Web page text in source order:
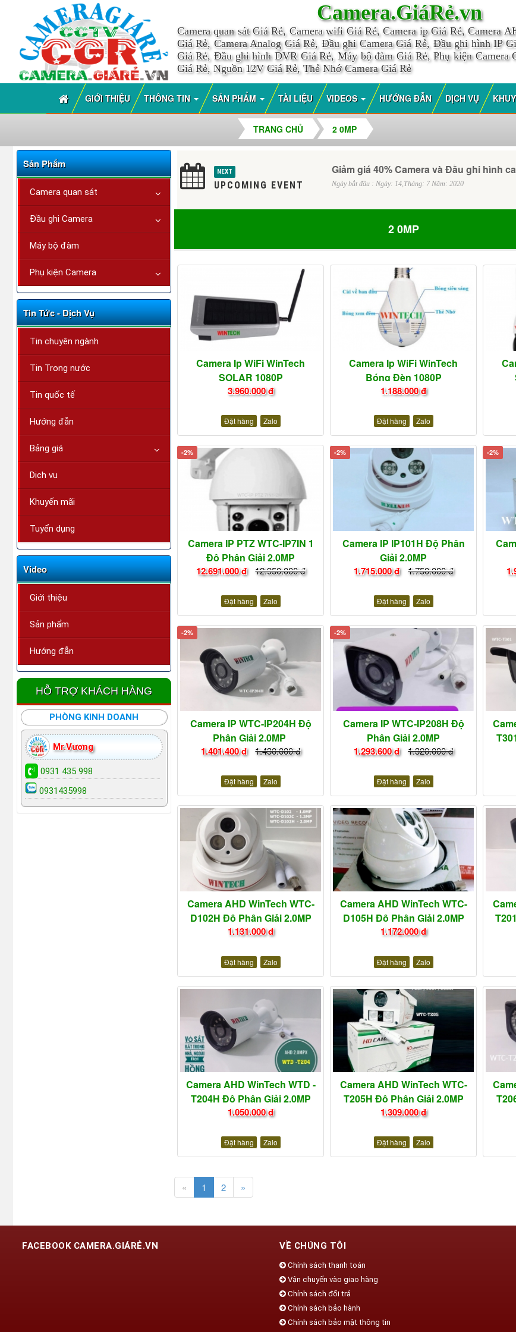
Camera.GiáRẻ.vn
Camera quan sát Giá Rẻ, Camera wifi Giá Rẻ, Camera ip Giá Rẻ, Camera
Giá Rẻ, Camera Analog Giá Rẻ, Đầu ghi Camera Giá Rẻ, Đầu ghi hình IP
Giá Rẻ, Đầu ghi hình DVR Giá Rẻ, Máy bộ đàm Giá Rẻ, Phụ kiện Camera
Giá Rẻ, Nguồn 12V Giá Rẻ, Thẻ Nhớ Camera Giá Rẻ
GIỚI THIỆU THÔNG TIN SẢN PHẨM TÀI LIỆU VIDEOS HƯỚNG ĐẪN DỊCH VỤ
TRANG CHỦ 2 0MP
NEXT
UPCOMING EVENT
Giảm giá 40% Camera và Đầu ghi hình
Ngày bắt đầu : Ngày: 14,Tháng: 7 Năm: 2020
2 0MP
Camera Ip WiFi WinTech
SOLAR 1080P
3.960.000 đ
Đặt hàng Zalo
Camera Ip WiFi WinTech
Bóng Đèn 1080P
1.188.000 đ
Đặt hàng Zalo
-2%
Camera IP PTZ WTC-IP7IN 1
Độ Phân Giải 2.0MP
12.691.000 đ 12.950.000 đ
Đặt hàng Zalo
-2%
Camera IP IP101H Độ Phân
Giải 2.0MP
1.715.000 đ 1.750.000 đ
Đặt hàng Zalo
-2%
-2%
Camera IP WTC-IP204H Độ
Phân Giải 2.0MP
1.401.400 đ 1.430.000 đ
Đặt hàng Zalo
-2%
Camera IP WTC-IP208H Độ
Phân Giải 2.0MP
1.293.600 đ 1.320.000 đ
Đặt hàng Zalo
Camera AHD WinTech WTC-
D102H Độ Phân Giải 2.0MP
1.131.000 đ
Đặt hàng Zalo
Camera AHD WinTech WTC-
D105H Độ Phân Giải 2.0MP
1.172.000 đ
Đặt hàng Zalo
Camera AHD WinTech WTD -
T204H Độ Phân Giải 2.0MP
1.050.000 đ
Đặt hàng Zalo
Camera AHD WinTech WTC-
T205H Độ Phân Giải 2.0MP
1.309.000 đ
Đặt hàng Zalo
« 1 2 »
Sản Phẩm
Camera quan sát
Đầu ghi Camera
Máy bộ đàm
Phụ kiện Camera
Tin Tức - Dịch Vụ
Tin chuyên ngành
Tin Trong nước
Tin quốc tế
Hướng đẫn
Bảng giá
Dịch vụ
Khuyến mãi
Tuyển dụng
Video
Giới thiệu
Sản phẩm
Hướng đẫn
HỖ TRỢ KHÁCH HÀNG
PHÒNG KINH DOANH
Mr.Vương
0931 435 998
0931435998
FACEBOOK CAMERA.GIÁRẺ.VN VỀ CHÚNG TÔI
Chính sách thanh toán
Vận chuyển vào giao hàng
Chính sách đổi trả
Chính sách bảo hành
Chính sách bảo mật thông tin